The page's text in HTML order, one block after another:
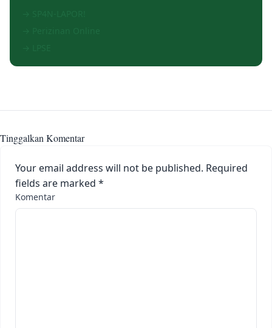
Tinggalkan Komentar
Your email address will not be published. Required
fields are marked *
Komentar